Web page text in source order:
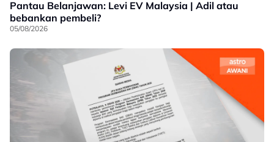
Pantau Belanjawan: Levi EV Malaysia | Adil atau
bebankan pembeli?
05/08/2026